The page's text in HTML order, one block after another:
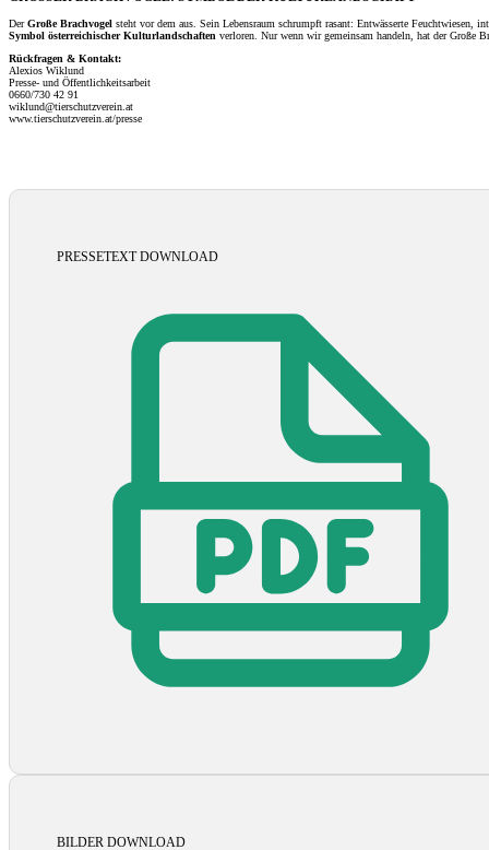
DerGroße Brachvogel steht vor dem aus. Sein Lebensraum schrumpft rasant: Entwässerte Feuchtwiesen,
Symbol österreichischer Kulturlandschaften verloren. Nur wenn wir gemeinsam handeln, hat der Große
Rückfragen & Kontakt:
Alexios Wiklund
Presse- und Öffentlichkeitsarbeit
0660/730 42 91
wiklund@tierschutzverein.at
www.tierschutzverein.at/presse
PRESSETEXT DOWNLOAD
BILDER DOWNLOAD